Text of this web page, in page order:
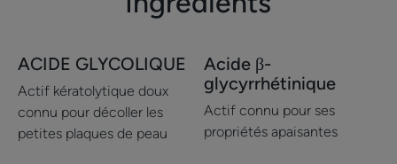
ACIDE GLYCOLIQUE
Actif kératolytique doux
connu pour décoller les
petites plaques de peau
Acide β-
glycyrrhétinique
Actif connu pour ses
propriétés apaisantes